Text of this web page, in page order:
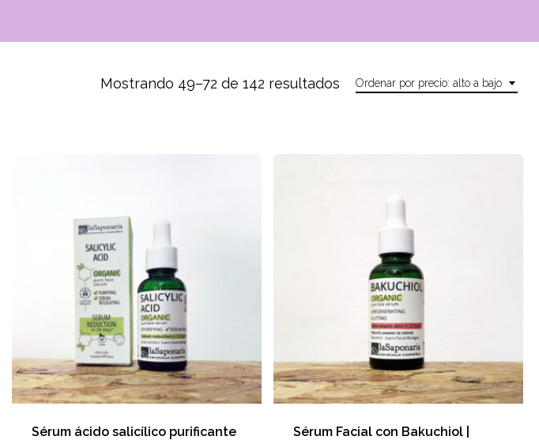
Ordenar por precio: alto a bajo
Mostrando 49–72 de 142 resultados Ordenado
Sérum ácido salicílico purificante
Sérum Facial con Bakuchiol |